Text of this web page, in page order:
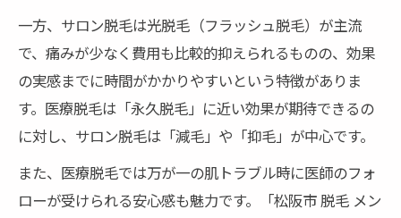
一方、サロン脱毛は光脱毛（フラッシュ脱毛）が主流
で、痛みが少なく費用も比較的抑えられるものの、効果
の実感までに時間がかかりやすいという特徴がありま
す。医療脱毛は「永久脱毛」に近い効果が期待できるの
に対し、サロン脱毛は「減毛」や「抑毛」が中心です。
また、医療脱毛では万が一の肌トラブル時に医師のフォ
ローが受けられる安心感も魅力です。「松阪市 脱毛 メン